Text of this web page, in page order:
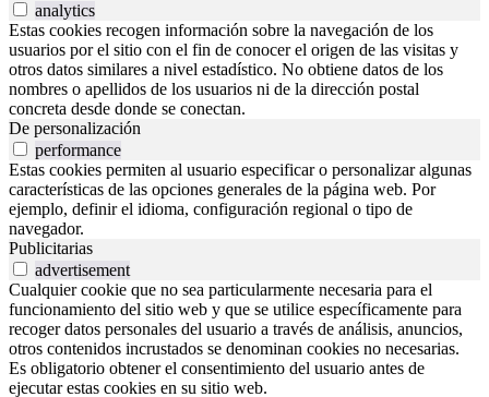
analytics
Estas cookies recogen información sobre la navegación de los
usuarios por el sitio con el fin de conocer el origen de las visitas y
otros datos similares a nivel estadístico. No obtiene datos de los
nombres o apellidos de los usuarios ni de la dirección postal
concreta desde donde se conectan.
De personalización
performance
Estas cookies permiten al usuario especificar o personalizar algunas
características de las opciones generales de la página web. Por
ejemplo, definir el idioma, configuración regional o tipo de
navegador.
Publicitarias
advertisement
Cualquier cookie que no sea particularmente necesaria para el
funcionamiento del sitio web y que se utilice específicamente para
recoger datos personales del usuario a través de análisis, anuncios,
otros contenidos incrustados se denominan cookies no necesarias.
Es obligatorio obtener el consentimiento del usuario antes de
ejecutar estas cookies en su sitio web.